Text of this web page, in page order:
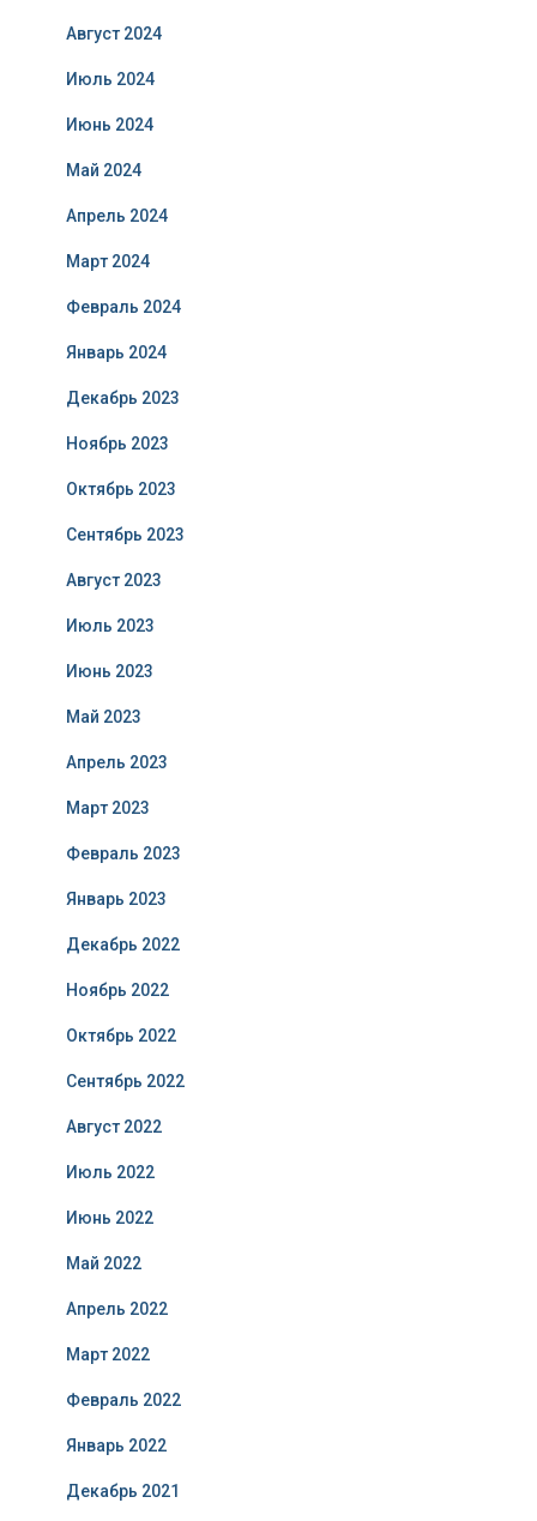
Август 2024
Июль 2024
Июнь 2024
Май 2024
Апрель 2024
Март 2024
Февраль 2024
Январь 2024
Декабрь 2023
Ноябрь 2023
Октябрь 2023
Сентябрь 2023
Август 2023
Июль 2023
Июнь 2023
Май 2023
Апрель 2023
Март 2023
Февраль 2023
Январь 2023
Декабрь 2022
Ноябрь 2022
Октябрь 2022
Сентябрь 2022
Август 2022
Июль 2022
Июнь 2022
Май 2022
Апрель 2022
Март 2022
Февраль 2022
Январь 2022
Декабрь 2021